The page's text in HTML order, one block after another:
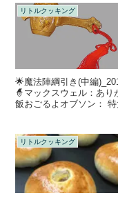
リトルクッキング
🌟魔法陣綱引き(中編
🧙マックスウェル：あ
飯おごるよオブソン：
リトルクッキング